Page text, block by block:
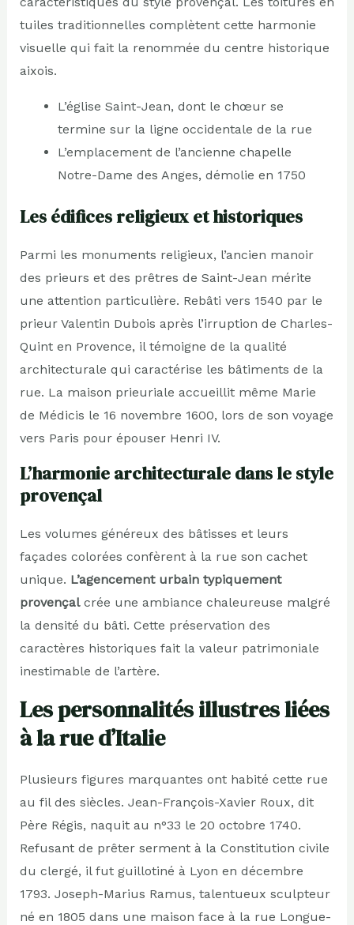
tuiles traditionnelles complètent cette harmonie
visuelle qui fait la renommée du centre historique
aixois.
L’église Saint-Jean, dont le chœur se
termine sur la ligne occidentale de la rue
L’emplacement de l’ancienne chapelle
Notre-Dame des Anges, démolie en 1750
Les édifices religieux et historiques
Parmi les monuments religieux, l’ancien manoir
des prieurs et des prêtres de Saint-Jean mérite
une attention particulière. Rebâti vers 1540 par le
prieur Valentin Dubois après l’irruption de Charles-
Quint en Provence, il témoigne de la qualité
architecturale qui caractérise les bâtiments de la
rue. La maison prieuriale accueillit même Marie
de Médicis le 16 novembre 1600, lors de son voyage
vers Paris pour épouser Henri IV.
L’harmonie architecturale dans le style
provençal
Les volumes généreux des bâtisses et leurs
façades colorées confèrent à la rue son cachet
unique. L’agencement urbain typiquement
provençalcrée une ambiance chaleureuse malgré
la densité du bâti. Cette préservation des
caractères historiques fait la valeur patrimoniale
inestimable de l’artère.
Les personnalités illustres liées
à la rue d’Italie
Plusieurs figures marquantes ont habité cette rue
au fil des siècles. Jean-François-Xavier Roux, dit
Père Régis, naquit au n°33 le 20 octobre 1740.
Refusant de prêter serment à la Constitution civile
du clergé, il fut guillotiné à Lyon en décembre
1793. Joseph-Marius Ramus, talentueux sculpteur
né en 1805 dans une maison face à la rue Longue-